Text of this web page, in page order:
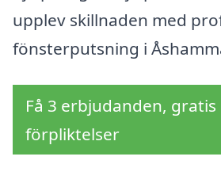
upplev skillnaden med
fönsterputsning i
Få 3 erbjudanden,
förpliktelser